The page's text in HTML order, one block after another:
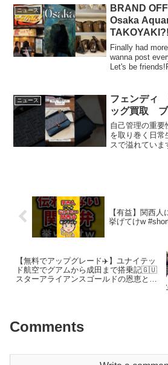
ル#バッグ#質屋
蓮田市#...
ニュース
BRAND
Osaka
TAKOYAKI?!
Finally had
wanna post
Let's be
ニュース
フェンディ
ッグ買取 ブ
自己管理の重要
を取り巻く日常
スで溢れていま
【有益】関西
挙げてけw
【無料でアップグレード✈️】ユナイテッ
ド航空でグアムから成田まで搭乗記🇬🇺
スターアライアンスゴールドの恩恵とプ
Comments